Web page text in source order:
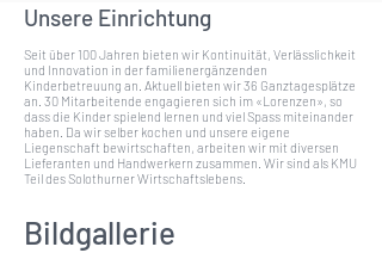
Unsere Einrichtung
Seit über 100 Jahren bieten wir Kontinuität, Verlässlichkeit
und Innovation in der familienergänzenden
Kinderbetreuung an. Aktuell bieten wir 36 Ganztagesplätze
an. 30 Mitarbeitende engagieren sich im «Lorenzen», so
dass die Kinder spielend lernen und viel Spass miteinander
haben. Da wir selber kochen und unsere eigene
Liegenschaft bewirtschaften, arbeiten wir mit diversen
Lieferanten und Handwerkern zusammen. Wir sind als KMU
Teil des Solothurner Wirtschaftslebens.
Bildgallerie